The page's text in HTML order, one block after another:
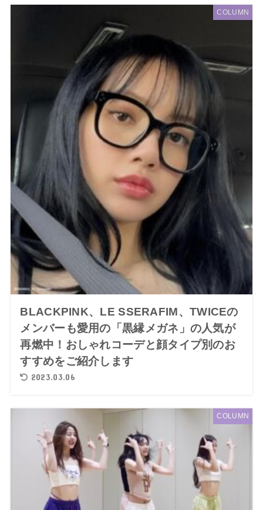
COLUMN
BLACKPINK、LE SSERAFIM、TWICEの
メンバーも愛用の「黒縁メガネ」の人気が
再燃中！おしゃれコーデと顔タイプ別のお
すすめをご紹介します
2023.03.06
COLUMN